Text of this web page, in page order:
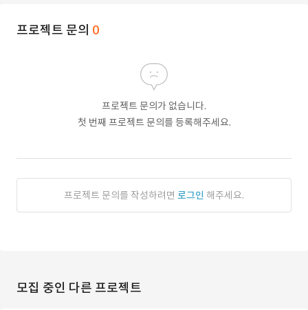
프로젝트 문의 0
프로젝트 문의가 없습니다.
첫 번째 프로젝트 문의를 등록해주세요.
프로젝트 문의를 작성하려면 로그인 해주세요.
모집 중인 다른 프로젝트